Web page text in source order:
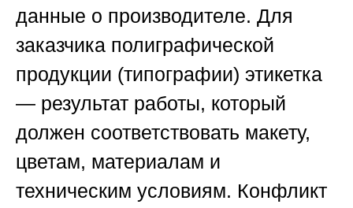
данные о производителе. Для
заказчика полиграфической
продукции (типографии) этикетка
— результат работы, который
должен соответствовать макету,
цветам, материалам и
техническим условиям. Конфликт